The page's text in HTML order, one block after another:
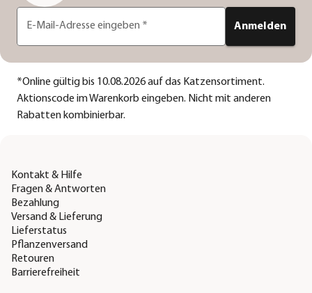
E-Mail-Adresse eingeben * Anmelden
*Online gültig bis 10.08.2026 auf das Katzensortiment.
Aktionscode im Warenkorb eingeben. Nicht mit anderen
Rabatten kombinierbar.
Kontakt & Hilfe
Fragen & Antworten
Bezahlung
Versand & Lieferung
Lieferstatus
Pflanzenversand
Retouren
Barrierefreiheit